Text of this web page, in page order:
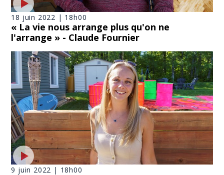
18 juin 2022 | 18h00
« La vie nous arrange plus qu'on ne
l'arrange » - Claude Fournier
9 juin 2022 | 18h00